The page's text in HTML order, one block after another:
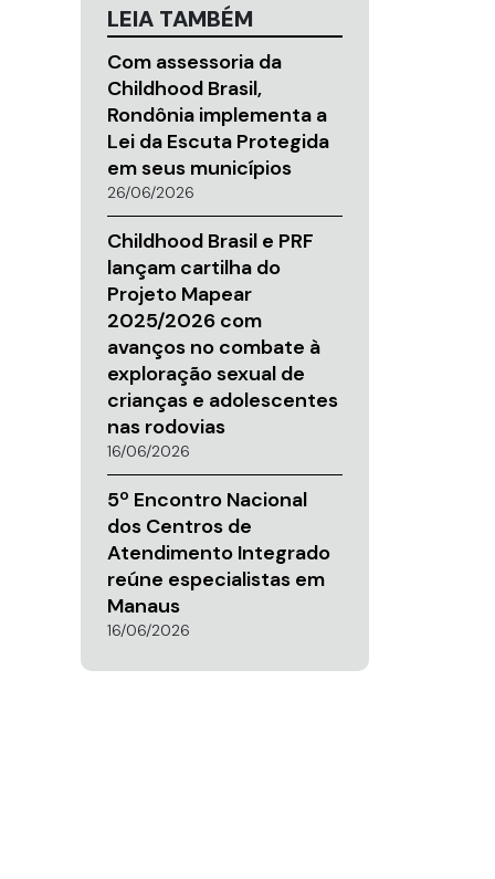
LEIA TAMBÉM
Com assessoria da
Childhood Brasil,
Rondônia implementa a
Lei da Escuta Protegida
em seus municípios
26/06/2026
Childhood Brasil e PRF
lançam cartilha do
Projeto Mapear
2025/2026 com
avanços no combate à
exploração sexual de
crianças e adolescentes
nas rodovias
16/06/2026
5º Encontro Nacional
dos Centros de
Atendimento Integrado
reúne especialistas em
Manaus
16/06/2026